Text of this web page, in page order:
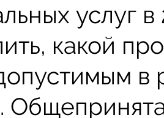
услуг
какой
в